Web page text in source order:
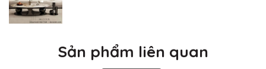
Sản phẩm liên quan